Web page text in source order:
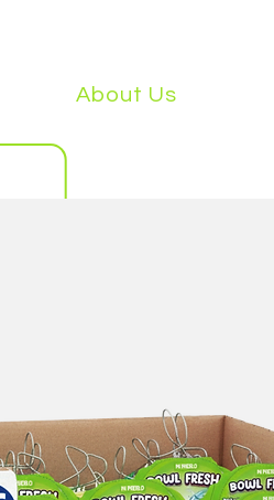
About Us